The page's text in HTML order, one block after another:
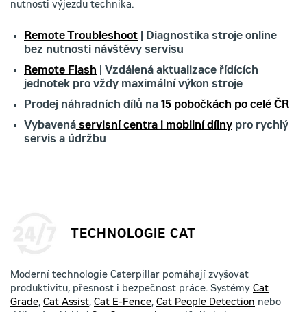
nutnosti výjezdu technika.
Remote Troubleshoot | Diagnostika stroje online
bez nutnosti návštěvy servisu
Remote Flash | Vzdálená aktualizace řídících
jednotek pro vždy maximální výkon stroje
Prodej náhradních dílů na 15 pobočkách po celé ČR
Vybavená servisní centra i mobilní dílny pro rychlý
servis a údržbu
TECHNOLOGIE CAT
Moderní technologie Caterpillar pomáhají zvyšovat
produktivitu, přesnost i bezpečnost práce. Systémy Cat
Grade, Cat Assist, Cat E-Fence, Cat People Detection nebo